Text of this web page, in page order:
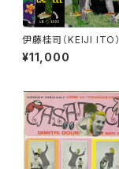
伊藤桂司（KEIJI ITO
delia records vol.2
¥11,000